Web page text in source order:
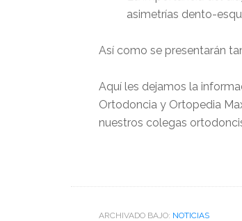
asimetrías dento-
Así como se presentarán
Aquí les dejamos la
Ortodoncia y Ortopedia
nuestros colegas
ARCHIVADO BAJO: NOTICIAS